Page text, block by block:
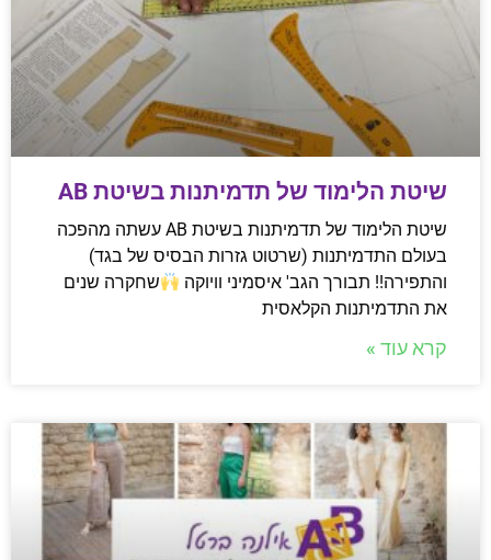
שיטת הלימוד של תדמיתנות בשיטת AB
שיטת הלימוד של תדמיתנות בשיטת AB עשתה מהפכה
בעולם התדמיתנות (שרטוט גזרות הבסיס של בגד)
והתפירה!! תבורך הגב' איסמיני וויוקה
שחקרה שנים
את התדמיתנות הקלאסית
קרא עוד »